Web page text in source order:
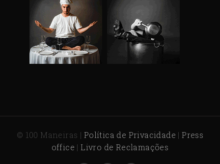
© 100 Maneiras | Política de Privacidade |Press
office |Livro de Reclamações